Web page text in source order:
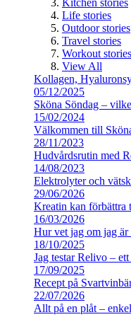
Kitchen stories
Life stories
Outdoor stories
Travel stories
Workout stories
View All
Kollagen,
05/12/2025
Sköna Söndag –
15/02/2024
Välkommen till
28/11/2023
Hudvårdsrutin med
14/08/2023
Elektrolyter och
29/06/2026
Kreatin kan förbättra
16/03/2026
Hur vet jag om jag
18/10/2025
Jag testar Relivo –
17/09/2025
Recept på
22/07/2026
Allt på en plåt –